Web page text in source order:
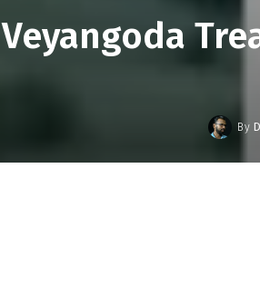
Veyangoda
By